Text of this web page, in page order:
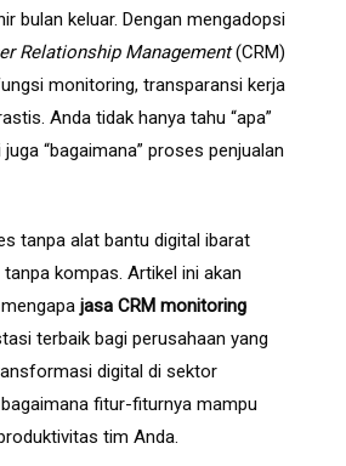
bulan keluar. Dengan mengadopsi
Relationship Management(CRM)
monitoring, transparansi kerja
Anda tidak hanya tahu “apa”
“bagaimana” proses penjualan
tanpa alat bantu digital ibarat
kompas. Artikel ini akan
jasa CRM monitoring
terbaik bagi perusahaan yang
digital di sektor
fitur-fiturnya mampu
tim Anda.